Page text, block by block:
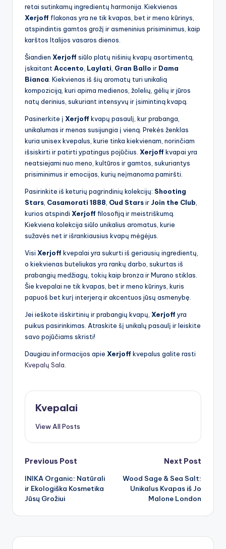
retai sutinkamų ingredientų harmonija. Kiekvienas
Xerjoff flakonas yra ne tik kvapas, bet ir meno kūrinys,
atspindintis gamtos grožį ir asmeninius prisiminimus, kaip
karštos Italijos vasaros dienos.
Šiandien Xerjoff siūlo platų nišinių kvapų asortimentą,
įskaitant Accento Laylati Gran Ballo ir Dama
Bianca . Kiekvienas iš šių aromatų turi unikalią
kompoziciją, kuri apima medienos, žolelių, gėlių ir jūros
natų derinius, sukuriant intensyvų ir įsimintiną kvapą.
Pasinerkite į Xerjoff kvapų pasaulį, kur prabanga,
unikalumas ir menas susijungia į vieną. Prekės ženklas
kuria unisex kvepalus, kurie tinka kiekvienam, norinčiam
išsiskirti ir patirti ypatingus pojūčius. Xerjoff kvapai yra
neatsiejami nuo meno, kultūros ir gamtos, sukuriantys
prisiminimus ir emocijas, kurių neįmanoma pamiršti.
Pasirinkite iš keturių pagrindinių kolekcijų: Shooting
Stars Casamorati 1888 Oud Starsir Join the Club
kurios atspindi Xerjoff filosofiją ir meistriškumą.
Kiekviena kolekcija siūlo unikalius aromatus, kurie
sužavės net ir išrankiausius kvapų mėgėjus.
Visi Xerjoff kvepalai yra sukurti iš geriausių ingredientų,
o kiekvienas buteliukas yra rankų darbo, sukurtas iš
prabangių medžiagų, tokių kaip bronza ir Murano stiklas.
Šie kvepalai ne tik kvapas, bet ir meno kūrinys, kuris
papuoš bet kurį interjerą ir akcentuos jūsų asmenybę.
Jei ieškote išskirtinių ir prabangių kvapų, Xerjoff yra
puikus pasirinkimas. Atraskite šį unikalų pasaulį ir leiskite
savo pojūčiams skristi!
Daugiau informacijos apie Xerjoff kvepalus galite rasti
Kvepalų Sala
Kvepalai
View All Posts
Post
navigation
Previous Post
INIKA Organic: Natūrali
ir Ekologiška Kosmetika
Jūsų Grožiui
Next Post
Wood Sage & Sea Salt:
Unikalus Kvapas iš Jo
Malone London